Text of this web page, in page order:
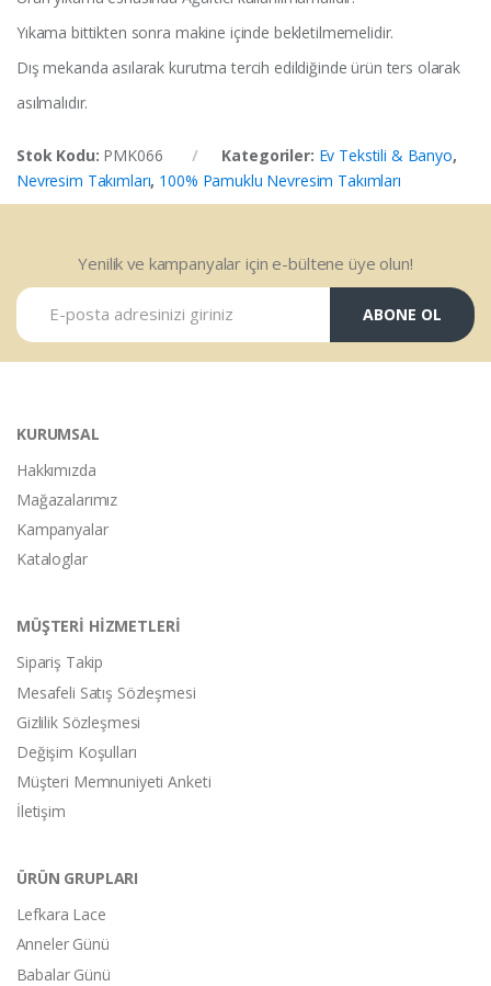
Yıkama bittikten sonra makine içinde bekletilmemelidir.
Dış mekanda asılarak kurutma tercih edildiğinde ürün ters olarak
asılmalıdır.
Stok Kodu: PMK066 Kategoriler: Ev Tekstili & Banyo,
Nevresim Takımları, 100% Pamuklu Nevresim Takımları
Yenilik ve kampanyalar için e-bültene üye olun!
ABONE OL
KURUMSAL
Hakkımızda
Mağazalarımız
Kampanyalar
Kataloglar
MÜŞTERİ HİZMETLERİ
Sipariş Takip
Mesafeli Satış Sözleşmesi
Gizlilik Sözleşmesi
Değişim Koşulları
Müşteri Memnuniyeti Anketi
İletişim
ÜRÜN GRUPLARI
Lefkara Lace
Anneler Günü
Babalar Günü